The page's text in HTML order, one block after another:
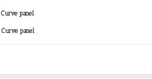
Curve panel
Curve panel